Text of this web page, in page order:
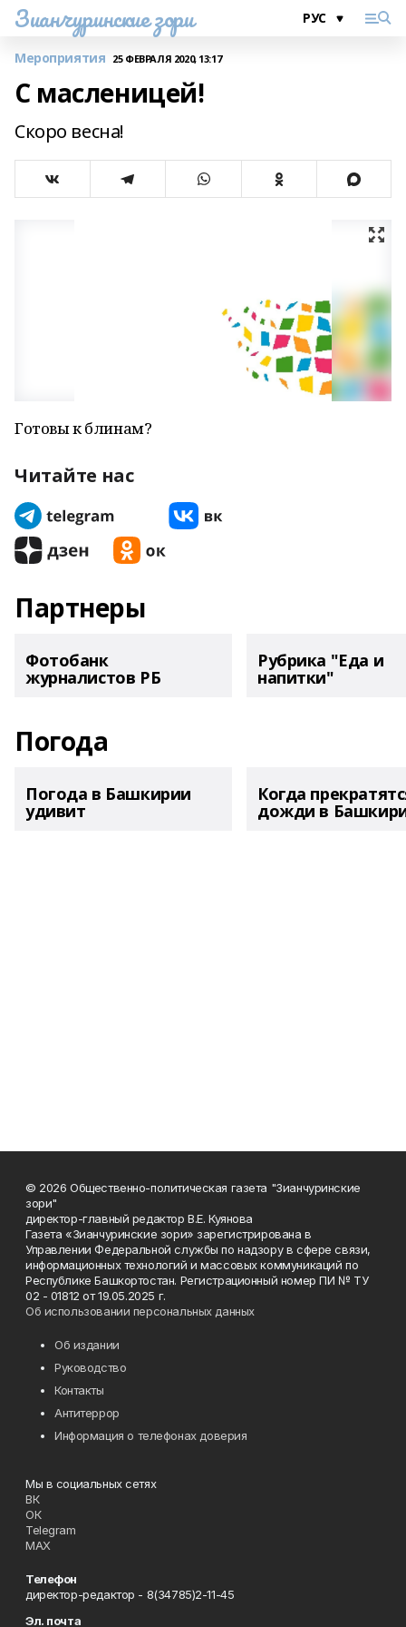
Зианчуринские зори
Мероприятия 25 ФЕВРАЛЯ 2020, 13:17
С масленицей!
Скоро весна!
Готовы к блинам?
Читайте нас
Партнеры
Фотобанк
журналистов РБ
Рубрика "Еда и
напитки"
Погода
Погода в Башкирии
удивит
Когда
дожди в
© 2026 Общественно-политическая газета "Зианчуринские
зори"
директор-главный редактор В.Е. Куянова
Газета «Зианчуринские зори» зарегистрирована в
Управлении Федеральной службы по надзору в сфере связи,
информационных технологий и массовых коммуникаций по
Республике Башкортостан. Регистрационный номер ПИ № ТУ
02 - 01812 от 19.05.2025 г.
Об использовании персональных данных
Об издании
Руководство
Контакты
Антитеррор
Информация о телефонах доверия
Мы в социальных сетях
ВК
ОК
Telegram
MAX
Телефон
директор-редактор - 8(34785)2-11-45
Эл. почта